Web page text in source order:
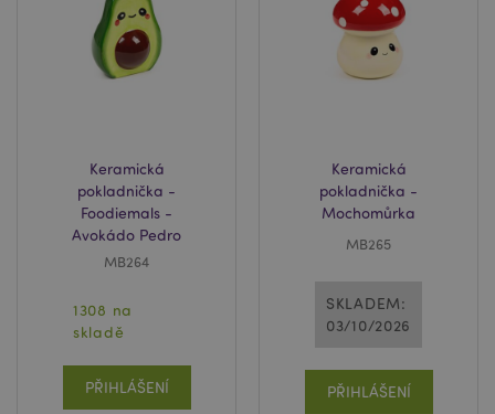
Keramická
pokladnička -
Foodiemals -
Avokádo Pedro
MB264
1308 na
skladě
PŘIHLÁŠENÍ
Keramická
pokladnička -
Mochomůrka
MB265
SKLADEM:
03/10/2026
PŘIHLÁŠENÍ